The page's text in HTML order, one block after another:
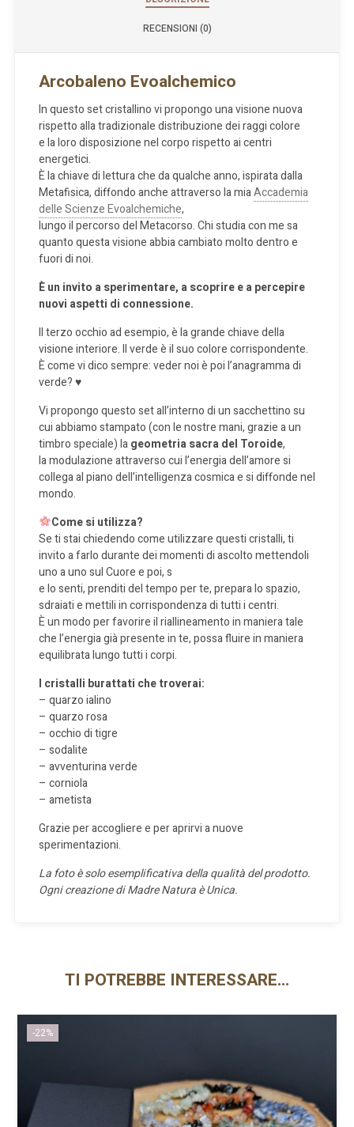
RECENSIONI (0)
Arcobaleno Evoalchemico
In questo set cristallino vi propongo una visione nuova
rispetto alla tradizionale distribuzione dei raggi colore
e la loro disposizione nel corpo rispetto ai centri
energetici.
È la chiave di lettura che da qualche anno, ispirata dalla
Metafisica, diffondo anche attraverso la miaAccademia
delle Scienze Evoalchemiche,
lungo il percorso del Metacorso. Chi studia con me sa
quanto questa visione abbia cambiato molto dentro e
fuori di noi.
È un invito a sperimentare, a scoprire e a percepire
nuovi aspetti di connessione.
Il terzo occhio ad esempio, è la grande chiave della
visione interiore. Il verde è il suo colore corrispondente.
È come vi dico sempre: veder noi è poi l’anagramma di
verde? ♥️
Vi propongo questo set all’interno di un sacchettino su
cui abbiamo stampato (con le nostre mani, grazie a un
timbro speciale) lageometria sacra del Toroide,
la modulazione attraverso cui l’energia dell’amore si
collega al piano dell’intelligenza cosmica e si diffonde nel
mondo.
Come si utilizza?
Se ti stai chiedendo come utilizzare questi cristalli, ti
invito a farlo durante dei momenti di ascolto mettendoli
uno a uno sul Cuore e poi, s
e lo senti, prenditi del tempo per te, prepara lo spazio,
sdraiati e mettili in corrispondenza di tutti i centri.
È un modo per favorire il riallineamento in maniera tale
che l’energia già presente in te, possa fluire in maniera
equilibrata lungo tutti i corpi.
I cristalli burattati che troverai:
– quarzo ialino
– quarzo rosa
– occhio di tigre
– sodalite
– avventurina verde
– corniola
– ametista
Grazie per accogliere e per aprirvi a nuove
sperimentazioni.
La foto è solo esemplificativa della qualità del prodotto.
Ogni creazione di Madre Natura è Unica.
TI POTREBBE INTERESSARE…
-22%